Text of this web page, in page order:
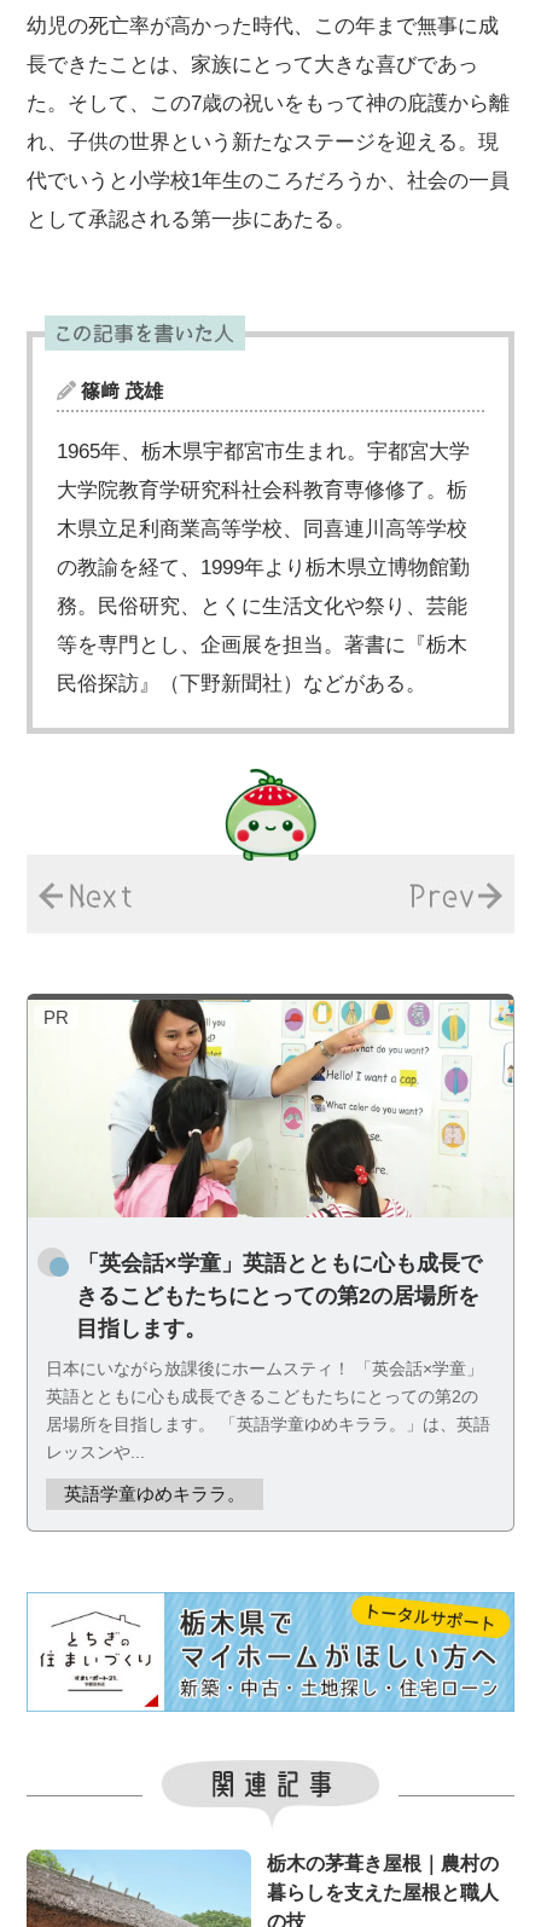
幼児の死亡率が高かった時代、この年まで無事に成
長できたことは、家族にとって大きな喜びであっ
た。そして、この7歳の祝いをもって神の庇護から離
れ、子供の世界という新たなステージを迎える。現
代でいうと小学校1年生のころだろうか、社会の一員
として承認される第一歩にあたる。
篠﨑 茂雄
1965年、栃木県宇都宮市生まれ。宇都宮大学
大学院教育学研究科社会科教育専修修了。栃
木県立足利商業高等学校、同喜連川高等学校
の教諭を経て、1999年より栃木県立博物館勤
務。民俗研究、とくに生活文化や祭り、芸能
等を専門とし、企画展を担当。著書に『栃木
民俗探訪』（下野新聞社）などがある。
PR
「英会話×学童」英語とともに心も成長で
きるこどもたちにとっての第2の居場所を
目指します。
日本にいながら放課後にホームスティ！ 「英会話×学童」
英語とともに心も成長できるこどもたちにとっての第2の
居場所を目指します。 「英語学童ゆめキララ。」は、英語
レッスンや...
英語学童ゆめキララ。
栃木の茅葺き屋根｜農村の
暮らしを支えた屋根と職人
の技